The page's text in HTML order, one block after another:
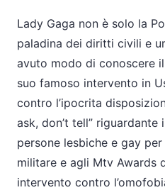
Lady Gaga non è solo la
paladina dei diritti civili e
avuto modo di conoscere
suo famoso intervento in
contro l’ipocrita
ask, don’t tell”
persone lesbiche e gay per
militare e agli Mtv Awards
intervento contro